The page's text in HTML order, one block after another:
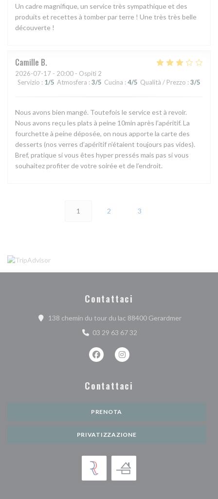
Un cadre magnifique, un service très sympathique et des
produits et recettes à tomber par terre ! Une très très belle
découverte !
Camille B
2026-07-17 - 20:00 - Ospiti 2
Servizio : 1/5 Atmosfera : 3/5 Cucina : 4/5 Qualità / Prezzo : 3/5
Nous avons bien mangé. Toutefois le service est à revoir.
Nous avons reçu les plats à peine 10min après l’apéritif. La
fourchette à peine déposée, on nous apporte la carte des
desserts (nos verres d’apéritif n’étaient toujours pas vides).
Bref, pratique si vous êtes hyper pressés mais pas si vous
souhaitez profiter de votre soirée et de l’endroit.
1 2 3
Contattaci
138 chemin du tour du lac 88400 Gerardmer((apre una
03 29 63 67 32
Facebook ((apre una nuova finestra))
Instagram ((apre una nuova
Contattaci
PRENOTA
PRIVATIZZAZIONE